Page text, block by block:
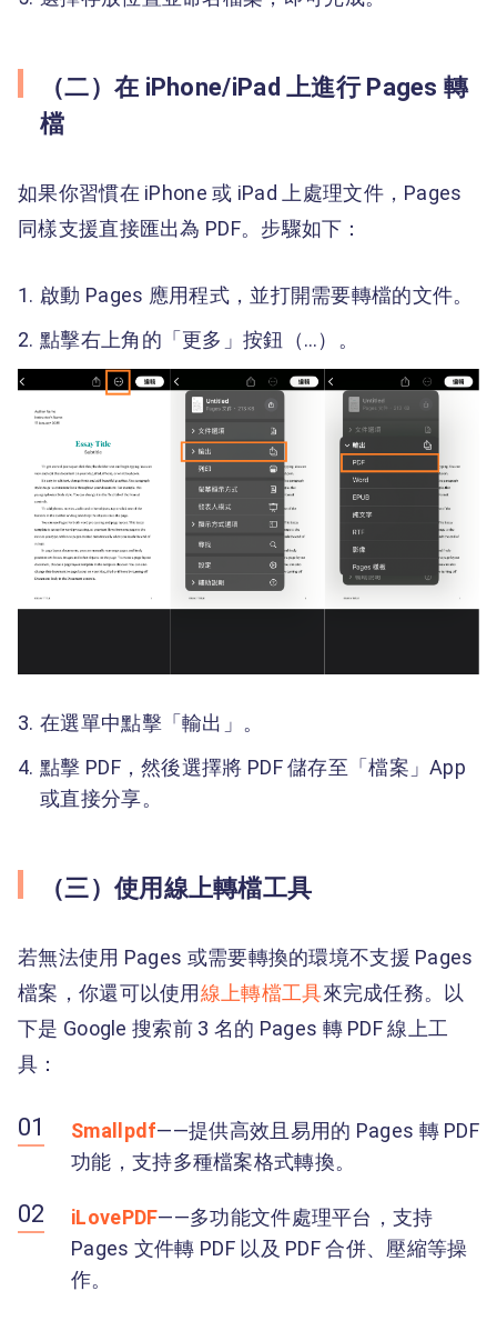
（二）在 iPhone/iPad 上進行 Pages 轉
檔
如果你習慣在 iPhone 或 iPad 上處理文件，Pages
同樣支援直接匯出為 PDF。步驟如下：
啟動 Pages 應用程式，並打開需要轉檔的文件。
點擊右上角的「更多」按鈕（…）。
在選單中點擊「輸出」。
點擊 PDF，然後選擇將 PDF 儲存至「檔案」App
或直接分享。
（三）使用線上轉檔工具
若無法使用 Pages 或需要轉換的環境不支援 Pages
檔案，你還可以使用線上轉檔工具來完成任務。以
下是 Google 搜索前 3 名的 Pages 轉 PDF 線上工
具：
Smallpdf——提供高效且易用的 Pages 轉 PDF
功能，支持多種檔案格式轉換。
iLovePDF——多功能文件處理平台，支持
Pages 文件轉 PDF 以及 PDF 合併、壓縮等操
作。